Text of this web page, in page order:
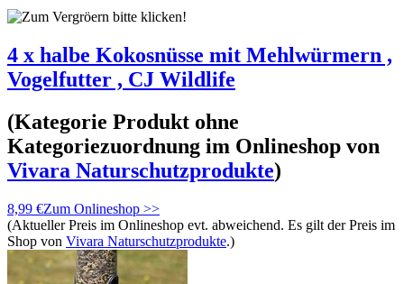
4 x halbe Kokosnüsse mit Mehlwürmern ,
Vogelfutter , CJ Wildlife
(Kategorie Produkt ohne
Kategoriezuordnung im Onlineshop von
Vivara Naturschutzprodukte)
8,99 €Zum Onlineshop >>
(Aktueller Preis im Onlineshop evt. abweichend. Es gilt der Preis im
Shop von Vivara Naturschutzprodukte.)